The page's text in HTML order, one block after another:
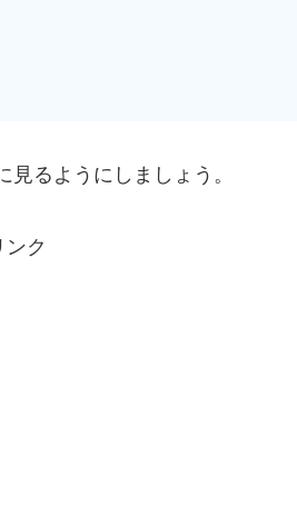
るようにしましょう。
ンク